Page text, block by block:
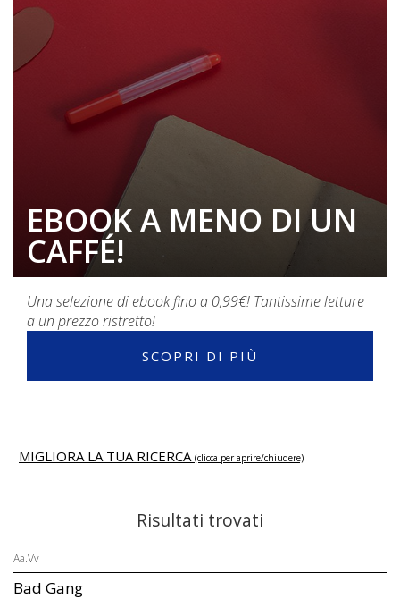
NON SAI PIÙ COSA
LEGGERE? SCOPRI IL
SEGNALIBRO!
La nostra selezione giornaliera di ebook in promozione!
SCOPRI DI PIÙ
MIGLIORA LA TUA RICERCA (clicca per aprire/chiudere)
Risultati trovati
Aa.Vv
Bad Gang